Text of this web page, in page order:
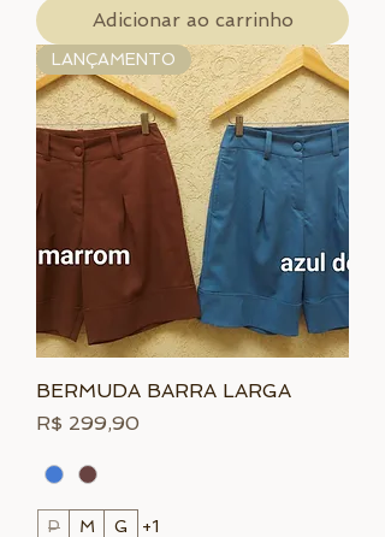
Adicionar ao carrinho
LANÇAMENTO
BERMUDA BARRA LARGA
Preço
R$ 299,90
P M G +1